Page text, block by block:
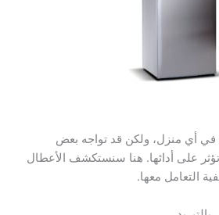
في أي منزل، ولكن قد تواجه بعض
على أدائها. هنا سنستكشف الأعطال
التعامل معها.